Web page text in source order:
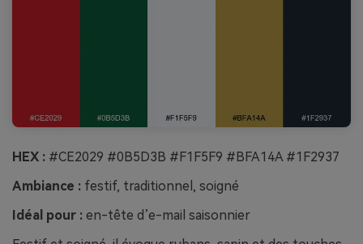
HEX : #CE2029 #0B5D3B #F1F5F9 #BFA14A #1F2937
Ambiance : festif, traditionnel, soigné
Idéal pour : en-tête d’e-mail saisonnier